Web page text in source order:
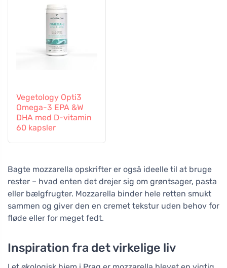
Vegetology Opti3
Omega-3 EPA &W
DHA med D-vitamin
60 kapsler
Bagte mozzarella opskrifter er også ideelle til at bruge
rester – hvad enten det drejer sig om grøntsager, pasta
eller bælgfrugter. Mozzarella binder hele retten smukt
sammen og giver den en cremet tekstur uden behov for
fløde eller for meget fedt.
Inspiration fra det virkelige liv